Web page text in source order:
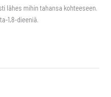
lähes mihin tahansa kohteeseen.
1,8-dieeniä.